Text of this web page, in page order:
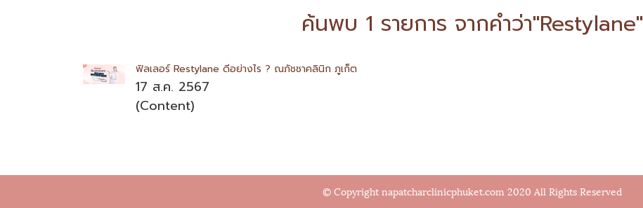
ค้นพบ 1 รายการ จากคำว่า"Restylane"
ฟิลเลอร์ Restylane ดีอย่างไร ? ณภัชชาคลินิก ภูเก็ต
17 ส.ค. 2567
(Content)
© Copyright napatcharclinicphuket.com 2020 All Rights Reserved